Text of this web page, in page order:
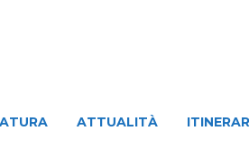
ATTUALITÀ